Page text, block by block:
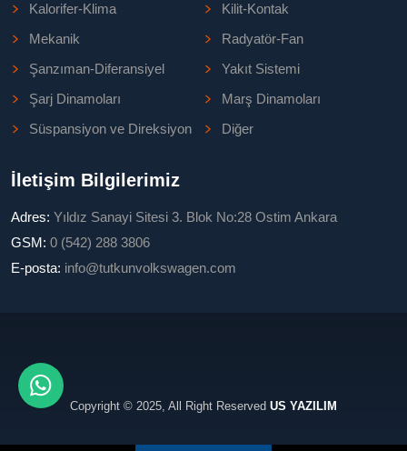
Kalorifer-Klima
Kilit-Kontak
Mekanik
Radyatör-Fan
Şanzıman-Diferansiyel
Yakıt Sistemi
Şarj Dinamoları
Marş Dinamoları
Süspansiyon ve Direksiyon
Diğer
İletişim Bilgilerimiz
Adres: Yıldız Sanayi Sitesi 3. Blok No:28 Ostim Ankara
GSM: 0 (542) 288 3806
E-posta: info@tutkunvolkswagen.com
Copyright © 2025, All Right Reserved US YAZILIM